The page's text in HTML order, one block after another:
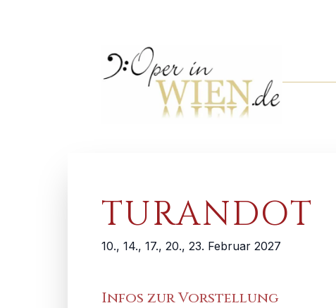
TURANDOT
10., 14., 17., 20., 23. Februar 2027
Infos zur Vorstellung